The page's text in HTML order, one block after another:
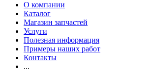
О компании
Каталог
Магазин запчастей
Услуги
Полезная информация
Примеры наших работ
Контакты
...